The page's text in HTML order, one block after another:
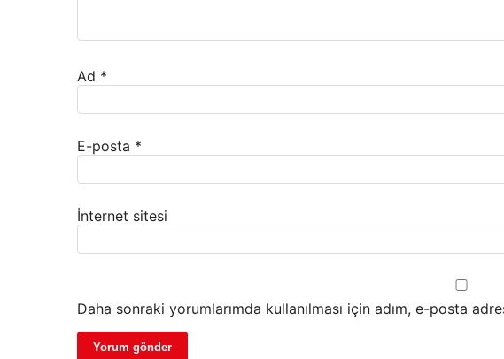
Ad *
E-posta *
İnternet sitesi
Daha sonraki yorumlarımda kullanılması için adım, e-posta